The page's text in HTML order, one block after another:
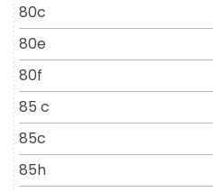
80c
80e
80f
85 c
85c
85h